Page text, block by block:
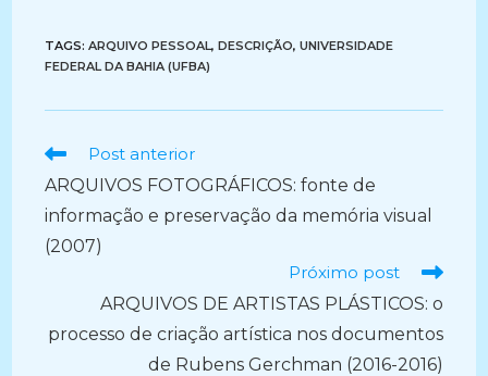
TAGS:ARQUIVO PESSOAL, DESCRIÇÃO, UNIVERSIDADE
FEDERAL DA BAHIA (UFBA)
Ler
artigos
Post anterior
ARQUIVOS FOTOGRÁFICOS: fonte de
informação e preservação da memória visual
(2007)
Próximo post
ARQUIVOS DE ARTISTAS PLÁSTICOS: o
processo de criação artística nos documentos
de Rubens Gerchman (2016-2016)